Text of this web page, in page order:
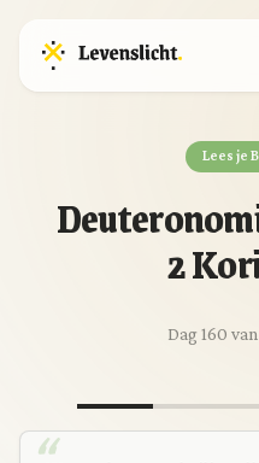
Lees je
2
Dag 160